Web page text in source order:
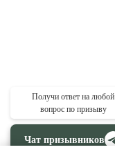
Получи ответ на любой
вопрос по призыву
Чат призывников